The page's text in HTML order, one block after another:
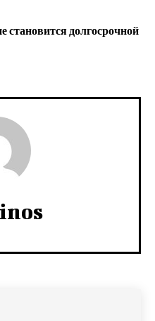
становится долгосрочной